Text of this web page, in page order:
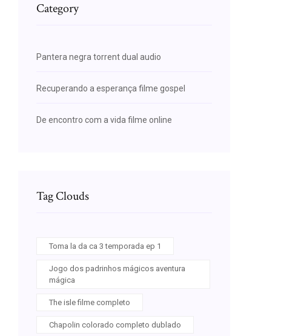
Category
Pantera negra torrent dual audio
Recuperando a esperança filme gospel
De encontro com a vida filme online
Tag Clouds
Toma la da ca 3 temporada ep 1
Jogo dos padrinhos mágicos aventura
mágica
The isle filme completo
Chapolin colorado completo dublado